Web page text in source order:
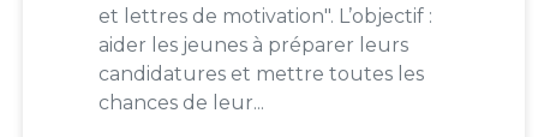
et lettres de motivation". L’objectif :
aider les jeunes à préparer leurs
candidatures et mettre toutes les
chances de leur...